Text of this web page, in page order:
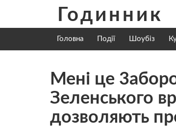
content
Годинник
Головна Події Шоубіз
Мені це
Зеленського
дозволяють